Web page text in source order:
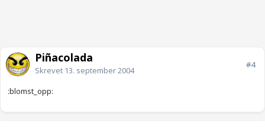
Piñacolada
Skrevet 13. september 2004
#4
:blomst_opp: